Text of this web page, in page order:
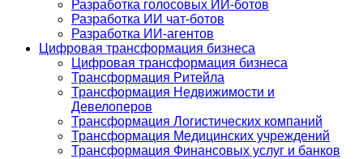
Разработка голосовых ИИ-ботов
Разработка ИИ чат-ботов
Разработка ИИ-агентов
Цифровая трансформация бизнеса
Цифровая трансформация бизнеса
Трансформация Ритейла
Трансформация Недвижимости и
Девелоперов
Трансформация Логистических компаний
Трансформация Медицинских учреждений
Трансформация Финансовых услуг и банков